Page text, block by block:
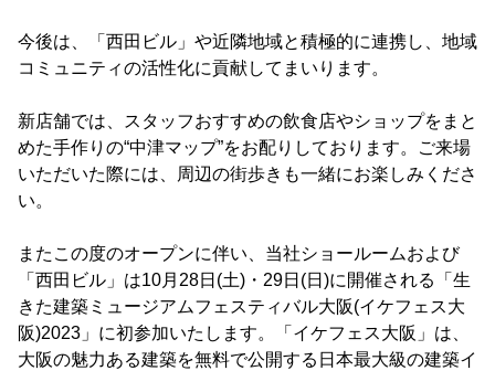
今後は、「西田ビル」や近隣地域と積極的に連携し、地域
コミュニティの活性化に貢献してまいります。
新店舗では、スタッフおすすめの飲食店やショップをまと
めた手作りの“中津マップ”をお配りしております。ご来場
いただいた際には、周辺の街歩きも一緒にお楽しみくださ
い。
またこの度のオープンに伴い、当社ショールームおよび
「西田ビル」は10月28日(土)・29日(日)に開催される「生
きた建築ミュージアムフェスティバル大阪(イケフェス大
阪)2023」に初参加いたします。「イケフェス大阪」は、
大阪の魅力ある建築を無料で公開する日本最大級の建築イ